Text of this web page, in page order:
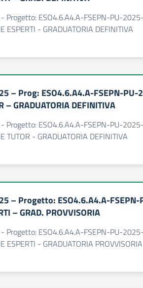
ESO4.6.A4.A-FSEPN-PU-
ESPERTI - GRADUATORIA DEFINITIVA
– Prog: ESO4.6.A4.A-FSEPN-PU-
– GRADUATORIA DEFINITIVA
ESO4.6.A4.A-FSEPN-PU-
TUTOR - GRADUATORIA DEFINITIVA
– Progetto: ESO4.6.A4.A-
– GRAD. PROVVISORIA
ESO4.6.A4.A-FSEPN-PU-
ESPERTI - GRADUATORIA PROVVISORIA